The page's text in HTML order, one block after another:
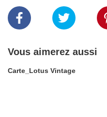
Vous aimerez aussi
Carte_Lotus Vintage